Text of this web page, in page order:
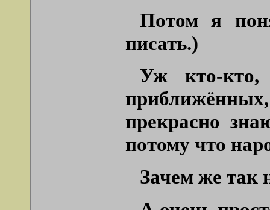
Потом я
писать.)
Уж кто-
прекрасно
потому что
Зачем же так